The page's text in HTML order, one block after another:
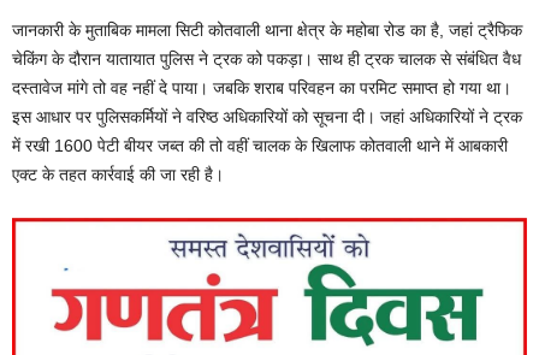
जानकारी के मुताबिक मामला सिटी कोतवाली थाना क्षेत्र के महोबा रोड का है, जहां ट्रैफिक
चेकिंग के दौरान यातायात पुलिस ने ट्रक को पकड़ा। साथ ही ट्रक चालक से संबंधित वैध
दस्तावेज मांगे तो वह नहीं दे पाया। जबकि शराब परिवहन का परमिट समाप्त हो गया था।
इस आधार पर पुलिसकर्मियों ने वरिष्ठ अधिकारियों को सूचना दी। जहां अधिकारियों ने ट्रक
में रखी 1600 पेटी बीयर जब्त की तो वहीं चालक के खिलाफ कोतवाली थाने में आबकारी
एक्ट के तहत कार्रवाई की जा रही है।